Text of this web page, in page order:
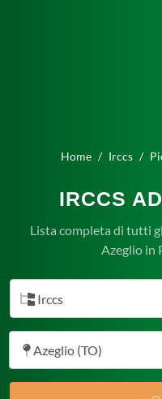
Home Irccs
IRCCS
Lista completa di tutti
Azeglio in
Irccs
Azeglio (TO)